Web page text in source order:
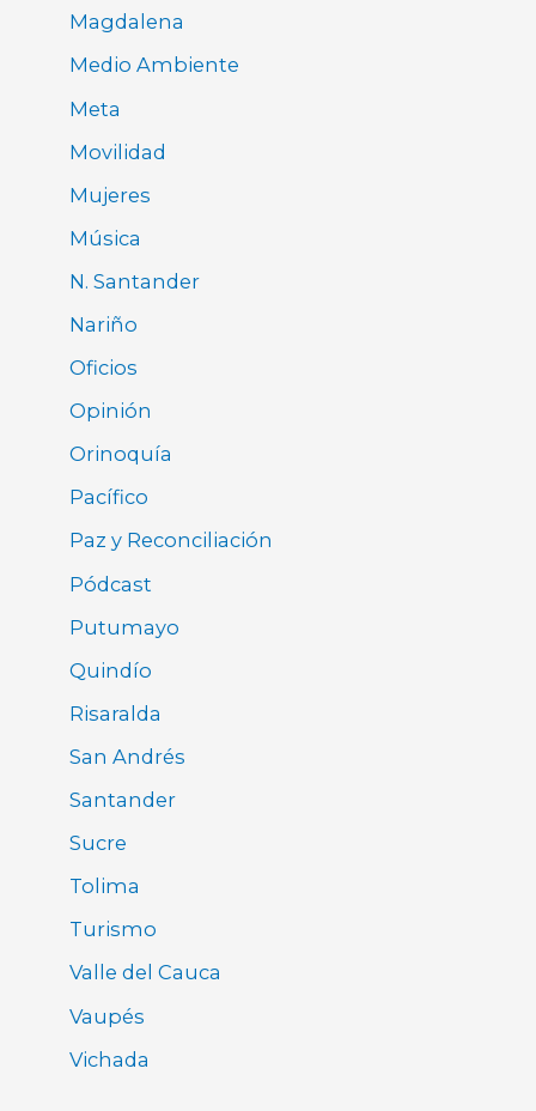
Magdalena
Medio Ambiente
Meta
Movilidad
Mujeres
Música
N. Santander
Nariño
Oficios
Opinión
Orinoquía
Pacífico
Paz y Reconciliación
Pódcast
Putumayo
Quindío
Risaralda
San Andrés
Santander
Sucre
Tolima
Turismo
Valle del Cauca
Vaupés
Vichada